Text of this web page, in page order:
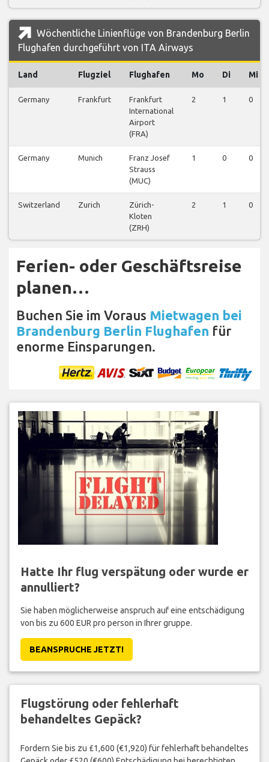
Wöchentliche Linienflüge von Brandenburg Berlin
Flughafen durchgeführt von ITA Airways
Land Flugziel Flughafen Mo Di Mi
Germany Frankfurt
Frankfurt
International
Airport
(FRA)
2 1 0
Germany Munich
Franz Josef
Strauss
(MUC)
1 0 0
Switzerland Zurich
Zürich-
Kloten
(ZRH)
2 1 0
Ferien- oder Geschäftsreise
planen…
Buchen Sie im Voraus Mietwagen bei
Brandenburg Berlin Flughafen für
enorme Einsparungen.
Hatte Ihr flug verspätung oder wurde er
annulliert?
Sie haben möglicherweise anspruch auf eine entschädigung
von bis zu 600 EUR pro person in Ihrer gruppe.
BEANSPRUCHE JETZT!
Flugstörung oder fehlerhaft
behandeltes Gepäck?
Fordern Sie bis zu £1,600 (€1,920) für fehlerhaft behandeltes